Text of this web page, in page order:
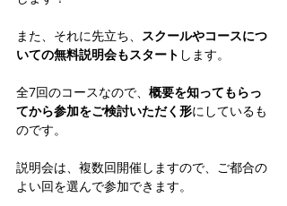
また、それに先立ち、 スクールやコースにつ
いての無料説明会もスタート します。
全7回のコースなので、 概要を知ってもらっ
てから参加をご検討いただく形にしているも
のです。
説明会は、複数回開催しますので、ご都合の
よい回を選んで参加できます。